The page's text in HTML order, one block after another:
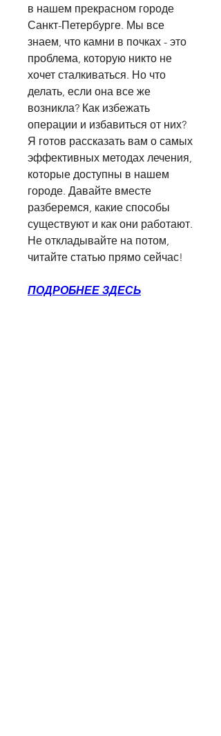
в нашем прекрасном городе
Санкт-Петербурге. Мы все
знаем, что камни в почках - это
проблема, которую никто не
хочет сталкиваться. Но что
делать, если она все же
возникла? Как избежать
операции и избавиться от них?
Я готов рассказать вам о самых
эффективных методах лечения,
которые доступны в нашем
городе. Давайте вместе
разберемся, какие способы
существуют и как они работают.
Не откладывайте на потом,
читайте статью прямо сейчас!
ПОДРОБНЕЕ ЗДЕСЬ